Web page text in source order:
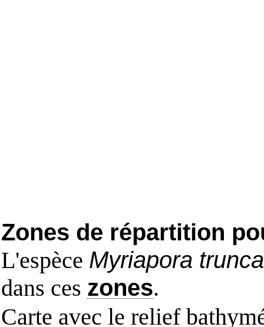
Zones de répartition
L'espèce Myriapora
dans ces zones.
Carte avec le relief